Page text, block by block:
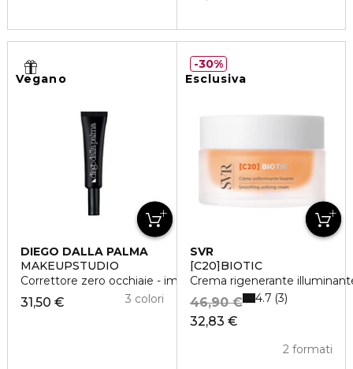
Vegano
DIEGO DALLA PALMA
MAKEUPSTUDIO
Correttore zero occhiaie - imperfezioni
31,50 € 3 colori
Esclusiva
SVR
[C20]BIOTIC
Crema rigenerante
32,83 €
46,90 €
2 formati
4.7 3
30%